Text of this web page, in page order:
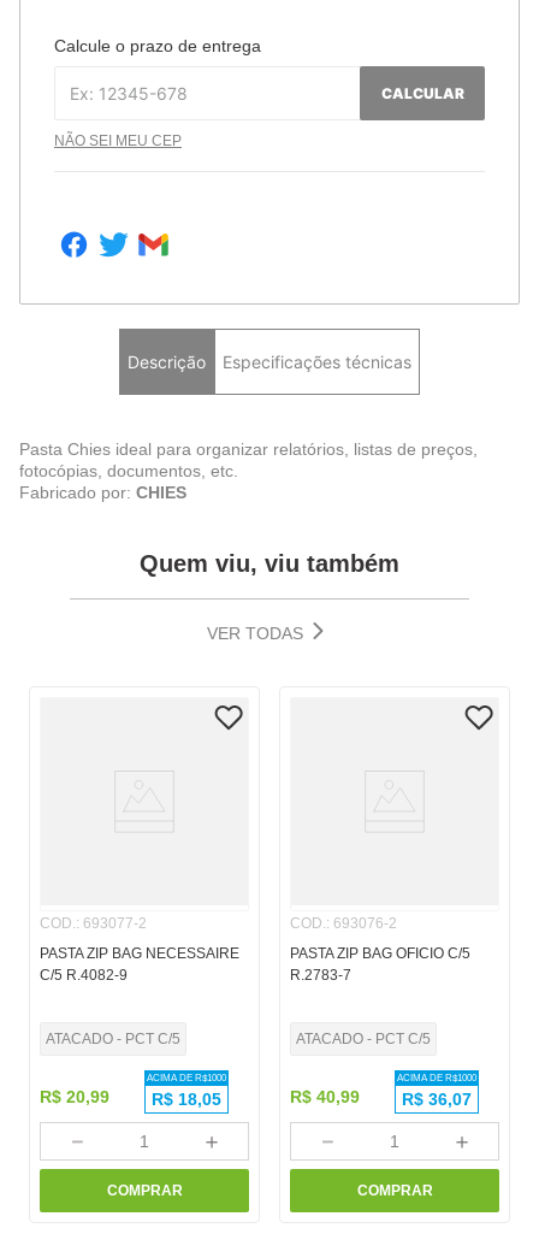
Calcule o prazo de entrega
CALCULAR
NÃO SEI MEU CEP
Descrição Especificações técnicas
Pasta Chies ideal para organizar relatórios, listas de preços,
fotocópias, documentos, etc.
Fabricado por: CHIES
Quem viu, viu também
VER TODAS
COD.: 693077-2
PASTA ZIP BAG NECESSAIRE
C/5 R.4082-9
ATACADO - PCT C/5
R$ 20,99
ACIMA DE R$1000
R$ 18,05
＋
－
COMPRAR
COD.: 693076-2
PASTA ZIP BAG OFICIO C/5
R.2783-7
ATACADO - PCT C/5
R$ 40,99
ACIMA DE R$1000
R$ 36,07
＋
－
COMPRAR